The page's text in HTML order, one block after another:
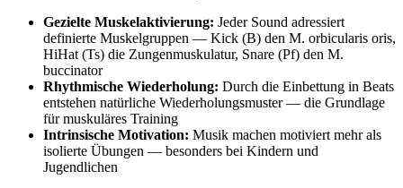
Gezielte Muskelaktivierung: Jeder Sound adressiert
definierte Muskelgruppen — Kick (B) den M. orbicularis oris,
HiHat (Ts) die Zungenmuskulatur, Snare (Pf) den M.
buccinator
Rhythmische Wiederholung: Durch die Einbettung in Beats
entstehen natürliche Wiederholungsmuster — die Grundlage
für muskuläres Training
Intrinsische Motivation: Musik machen motiviert mehr als
isolierte Übungen — besonders bei Kindern und
Jugendlichen